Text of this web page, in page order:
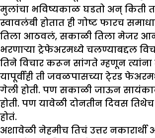
मुलांचा भविष्यकाळ घडतो अन् किती
स्वावलंबी होतात ही गोष्ट फारच
तिला आठवलं, सकाळी तिला मेजर
भरणाऱ्या ट्रेफेअरमध्ये चलण्याबद्दल
तिने विचार करून सांगते म्हणून त्यांना
यापूर्वीही ती जवळपासच्या टे्रड
गेली होती. पण सकाळी जाऊन
होती. पण यावेळी दोनतीन दिवस
होतं.
अशावेळी नेहमीच तिचं उत्तर